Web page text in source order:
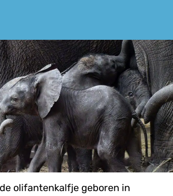
olifantenkalfje geboren in